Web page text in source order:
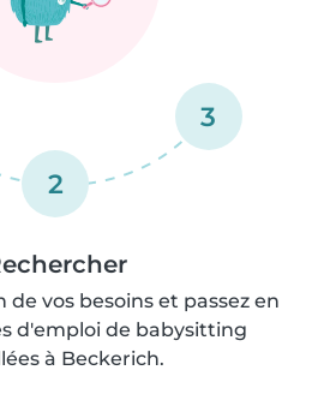
2
3
vos besoins et passez en
d'emploi de babysitting
à Beckerich.